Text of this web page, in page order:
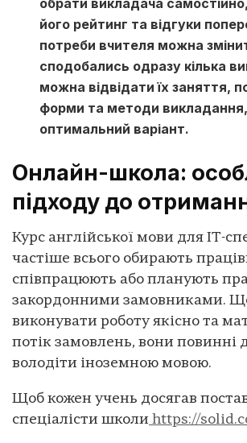
обрати викладача
його рейтинг та відгуки
потреби вчителя можна
сподобались одразу кілька
можна відвідати їх заняття,
форми та методи
оптимальний варіант.
Онлайн-школа:
підходу до
Курс англійської мови для ІТ-
частіше всього обирають
співпрацюють або планують
закордонними замовниками.
виконувати роботу якісно та
потік замовлень, вони повинні
володіти іноземною мовою.
Щоб кожен учень досягав
спеціалісти школи https://